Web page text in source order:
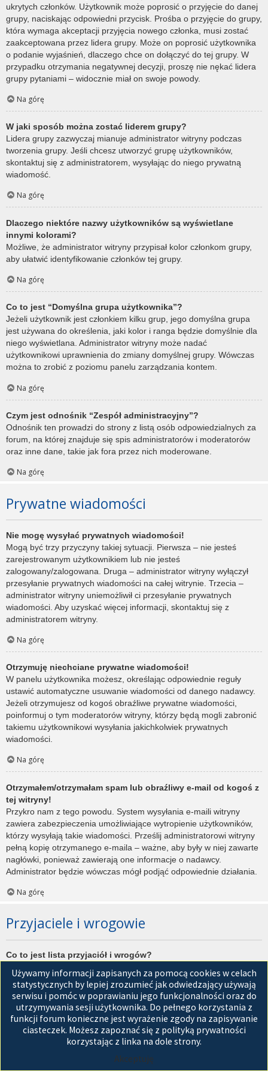
ukrytych członków. Użytkownik może poprosić o przyjęcie do danej
grupy, naciskając odpowiedni przycisk. Prośba o przyjęcie do grupy,
która wymaga akceptacji przyjęcia nowego członka, musi zostać
zaakceptowana przez lidera grupy. Może on poprosić użytkownika
o podanie wyjaśnień, dlaczego chce on dołączyć do tej grupy. W
przypadku otrzymania negatywnej decyzji, proszę nie nękać lidera
grupy pytaniami – widocznie miał on swoje powody.
Na górę
W jaki sposób można zostać liderem grupy?
Lidera grupy zazwyczaj mianuje administrator witryny podczas
tworzenia grupy. Jeśli chcesz utworzyć grupę użytkowników,
skontaktuj się z administratorem, wysyłając do niego prywatną
wiadomość.
Na górę
Dlaczego niektóre nazwy użytkowników są wyświetlane
innymi kolorami?
Możliwe, że administrator witryny przypisał kolor członkom grupy,
aby ułatwić identyfikowanie członków tej grupy.
Na górę
Co to jest “Domyślna grupa użytkownika”?
Jeżeli użytkownik jest członkiem kilku grup, jego domyślna grupa
jest używana do określenia, jaki kolor i ranga będzie domyślnie dla
niego wyświetlana. Administrator witryny może nadać
użytkownikowi uprawnienia do zmiany domyślnej grupy. Wówczas
można to zrobić z poziomu panelu zarządzania kontem.
Na górę
Czym jest odnośnik “Zespół administracyjny”?
Odnośnik ten prowadzi do strony z listą osób odpowiedzialnych za
forum, na której znajduje się spis administratorów i moderatorów
oraz inne dane, takie jak fora przez nich moderowane.
Na górę
Prywatne wiadomości
Nie mogę wysyłać prywatnych wiadomości!
Mogą być trzy przyczyny takiej sytuacji. Pierwsza – nie jesteś
zarejestrowanym użytkownikiem lub nie jesteś
zalogowany/zalogowana. Druga – administrator witryny wyłączył
przesyłanie prywatnych wiadomości na całej witrynie. Trzecia –
administrator witryny uniemożliwił ci przesyłanie prywatnych
wiadomości. Aby uzyskać więcej informacji, skontaktuj się z
administratorem witryny.
Na górę
Otrzymuję niechciane prywatne wiadomości!
W panelu użytkownika możesz, określając odpowiednie reguły
ustawić automatyczne usuwanie wiadomości od danego nadawcy.
Jeżeli otrzymujesz od kogoś obraźliwe prywatne wiadomości,
poinformuj o tym moderatorów witryny, którzy będą mogli zabronić
takiemu użytkownikowi wysyłania jakichkolwiek prywatnych
wiadomości.
Na górę
Otrzymałem/otrzymałam spam lub obraźliwy e-mail od kogoś z
tej witryny!
Przykro nam z tego powodu. System wysyłania e-maili witryny
zawiera zabezpieczenia umożliwiające wytropienie użytkowników,
którzy wysyłają takie wiadomości. Prześlij administratorowi witryny
pełną kopię otrzymanego e-maila – ważne, aby były w niej zawarte
nagłówki, ponieważ zawierają one informacje o nadawcy.
Administrator będzie wówczas mógł podjąć odpowiednie działania.
Na górę
Przyjaciele i wrogowie
Co to jest lista przyjaciół i wrogów?
użytkowników witryny. Użytkownicy dodani do listy przyjaciół będą
wyświetleni na karciePrzyjacieleznajdującej się w panelu
zarządzania kontem. Z tego poziomu można szybko sprawdzić ich
status, a także wysłać prywatną wiadomość. Zależnie od
używanego stylu witryny, posty tych użytkowników mogą być
wyróżniane. Jeśli użytkownik zostanie dodany do listy wrogów,
Używamy informacji zapisanych za pomocą cookies w celach
statystycznych by lepiej zrozumieć jak odwiedzający używają
serwisu i pomóc w poprawianiu jego funkcjonalności oraz do
utrzymywania sesji użytkownika. Do pełnego korzystania z
funkcji forum konieczne jest wyrażenie zgody na zapisywanie
ciasteczek. Możesz zapoznać się z polityką prywatności
korzystając z linka na dole strony.
Akceptuję